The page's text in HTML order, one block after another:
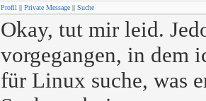
Profil || Private Message || Suche
Okay, tut mir leid.
vorgegangen, in dem
für Linux suche, was